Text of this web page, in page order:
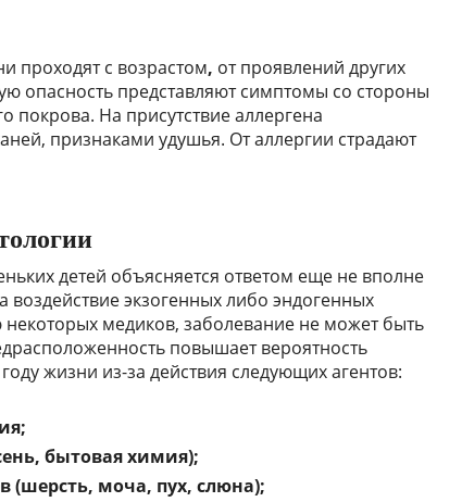
проходят с возрастом, от проявлений других
опасность представляют симптомы со стороны
покрова. На присутствие аллергена
признаками удушья. От аллергии страдают
детей объясняется ответом еще не вполне
экзогенных либо эндогенных
медиков, заболевание не может быть
повышает вероятность
жизни из-за действия следующих агентов:
бытовая химия);
моча, пух, слюна);